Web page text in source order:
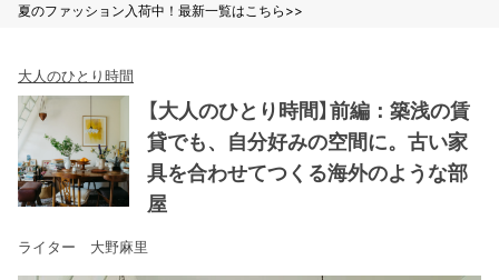
夏のファッション入荷中！最新一覧はこちら>>
大人のひとり時間
【大人のひとり時間】前編：築浅の賃
貸でも、自分好みの空間に。古い家
具を合わせてつくる海外のような部
屋
ライター 大野麻里